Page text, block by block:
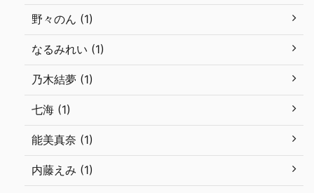
野々のん (1)
なるみれい (1)
乃木結夢 (1)
七海 (1)
能美真奈 (1)
内藤えみ (1)